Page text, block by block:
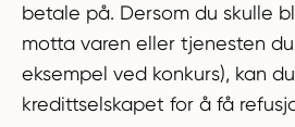
betale på. Dersom du skulle
motta varen eller tjenesten
eksempel ved konkurs), kan
kredittselskapet for å få